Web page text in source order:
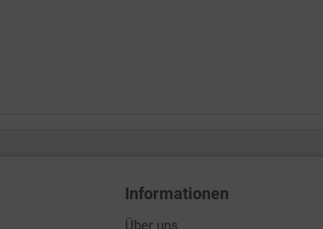
Informationen
Über uns